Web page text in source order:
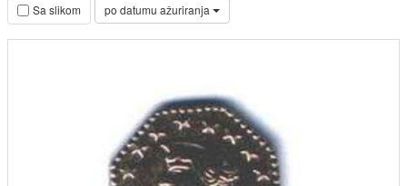
Sa slikom po datumu ažuriranja